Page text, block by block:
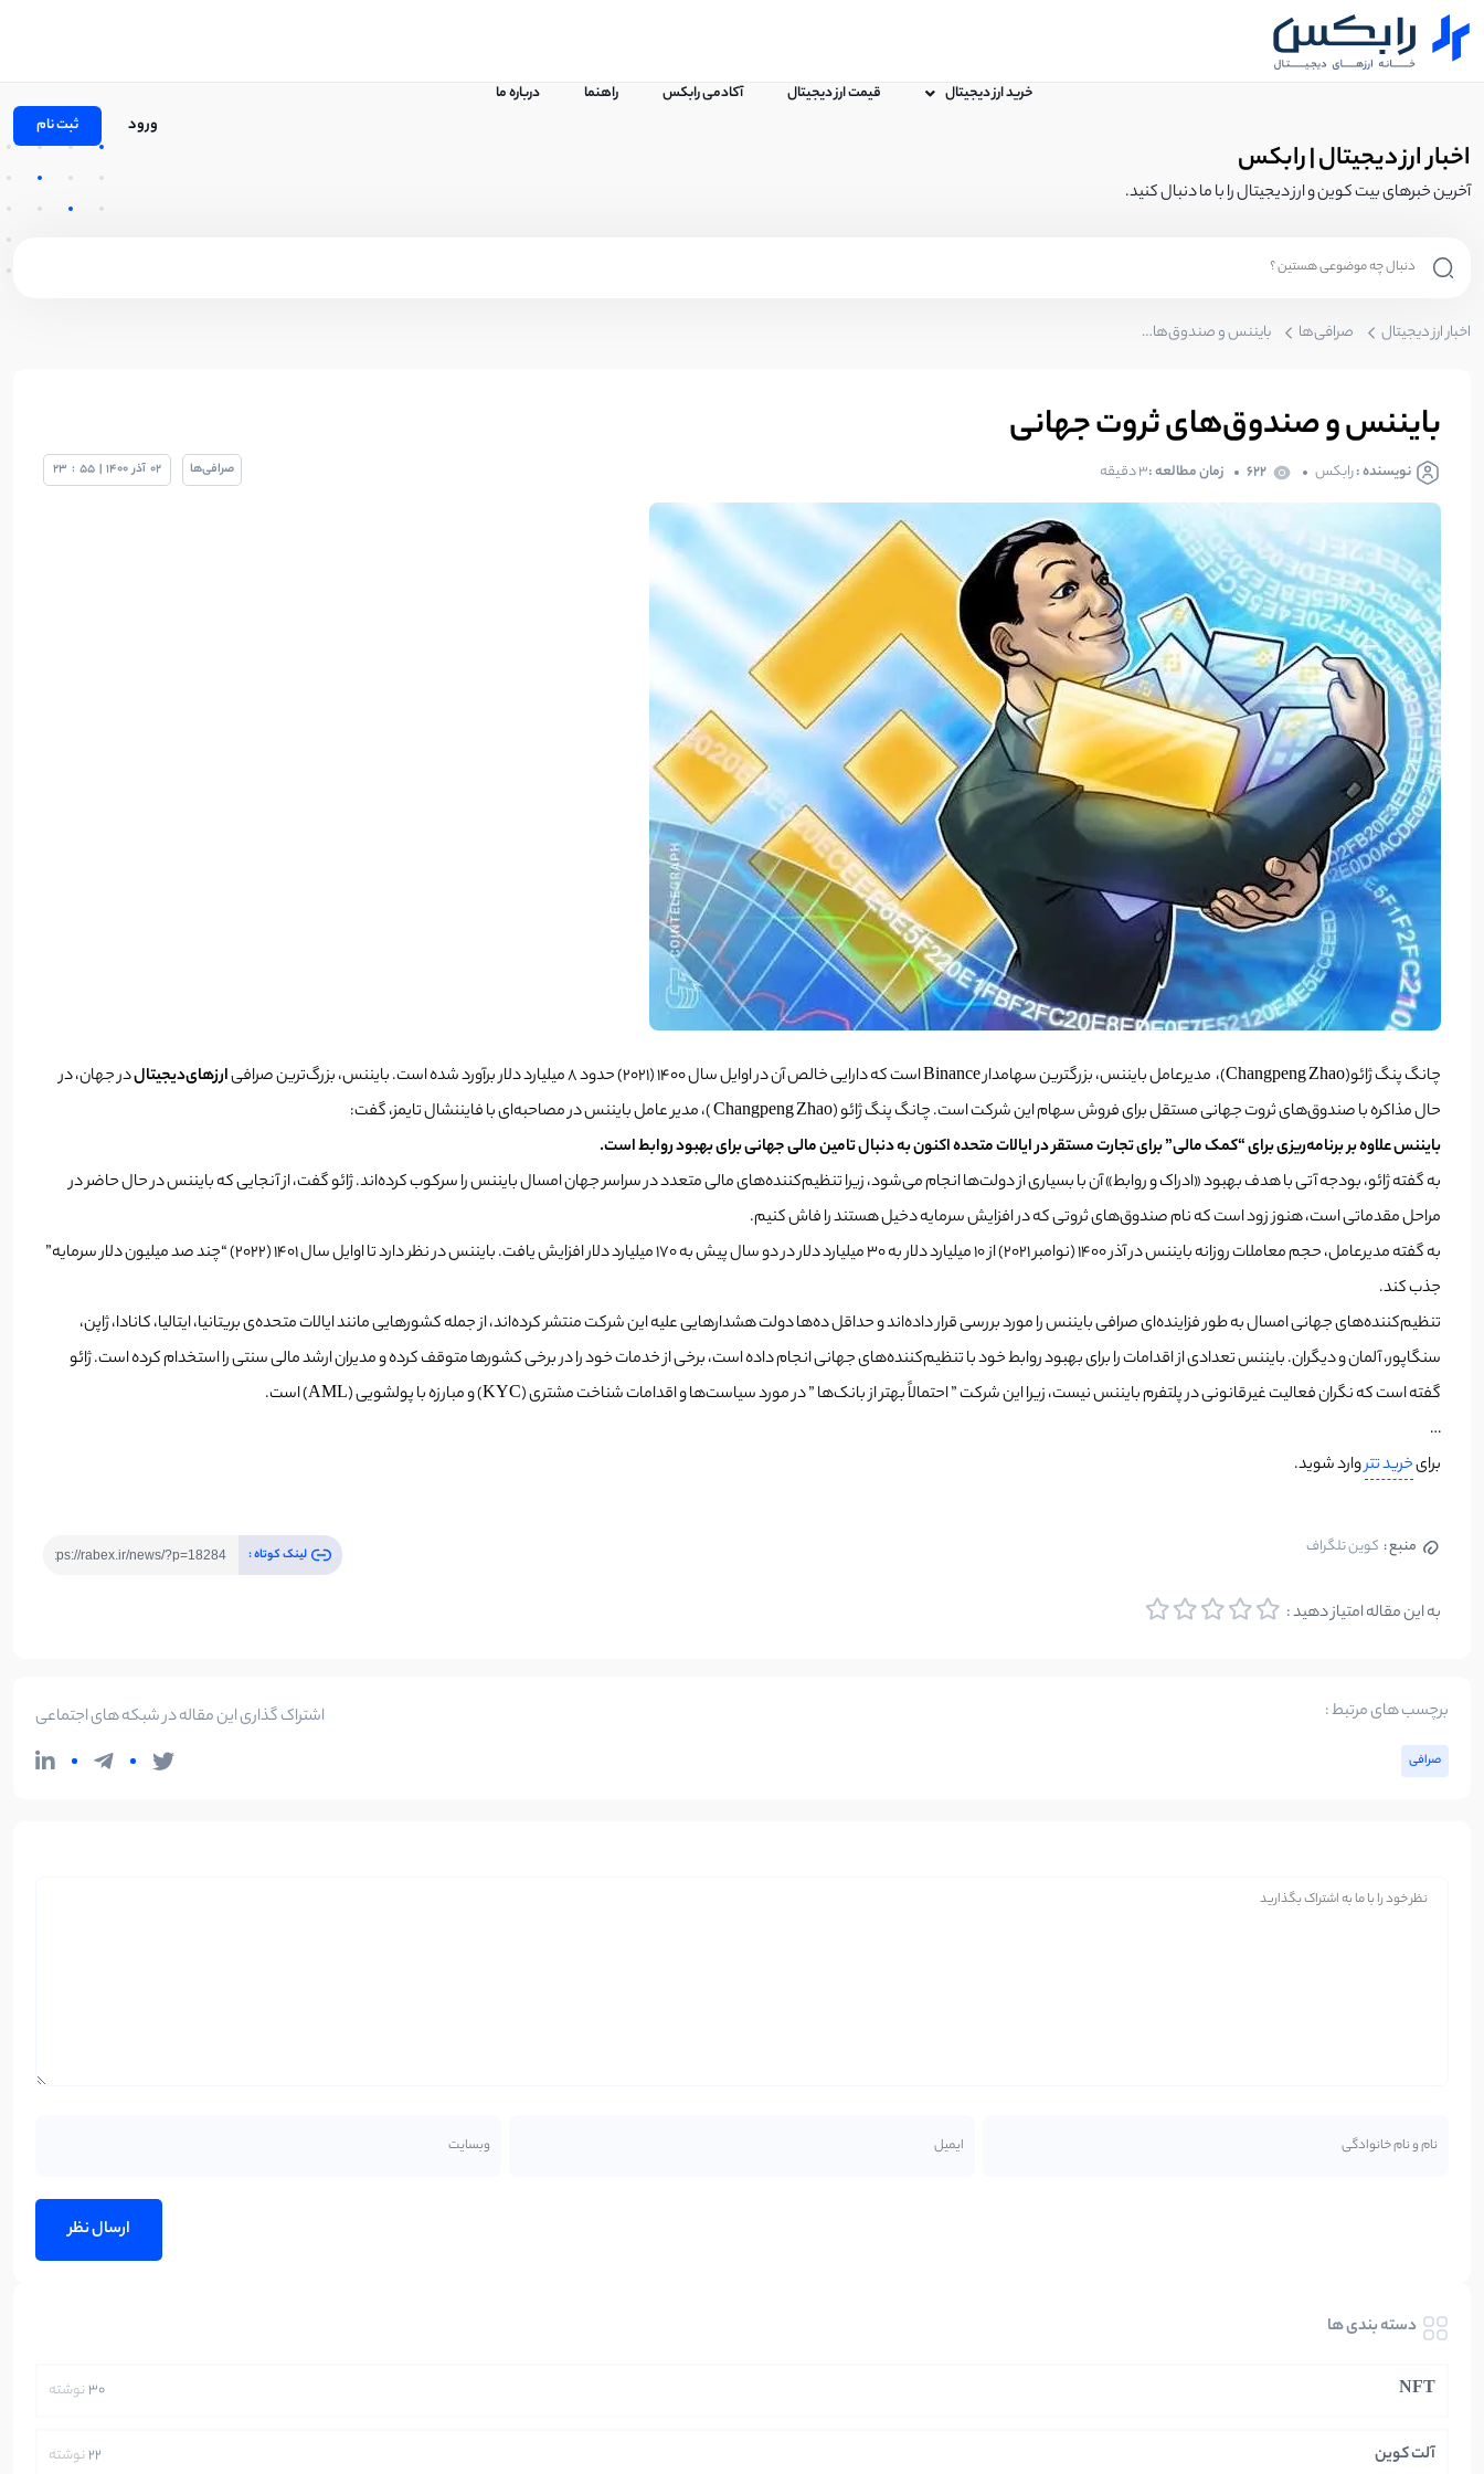
خرید ارز دیجیتال قیمت ارز دیجیتال آکادمی رابکس راهنما درباره ما
ورود ثبت نام
اخبار ارز دیجیتال | رابکس
آخرین خبرهای بیت کوین و ارز دیجیتال را با ما دنبال کنید.
اخبار ارز دیجیتال صرافی‌ها بایننس و صندوق‌های ثروت جهانی
بایننس و صندوق‌های ثروت جهانی
نویسنده :رابکس 622 زمان مطالعه :3 دقیقه صرافی‌ها 02 آذر 1400
|
55
:
23
چانگ پنگ ژائو(Changpeng Zhao)، مدیرعامل بایننس، بزرگترین سهامدار Binance است که دارایی خالص آن در اوایل سال 1400 (2021) حدود 8 میلیارد دلار برآورد شده است. بایننس، بزرگ‌ترین صرافی ارزهای‌دیجیتالدر جهان، در
حال مذاکره با صندوق‌های ثروت جهانی مستقل برای فروش سهام این شرکت است.چانگ پنگ ژائو (Changpeng Zhao )، مدیر عامل بایننس در مصاحبه‌ای با فایننشال تایمز، گفت:
بایننسعلاوه بر برنامه‌ریزی برای “کمک مالی” برای تجارت مستقر در ایالات متحده اکنون به دنبال تامین مالی جهانی برای بهبود روابطاست.
به گفته ژائو، بودجه آتی با هدف بهبود «ادراک و روابط» آن با بسیاری از دولت‌ها انجام می‌شود، زیرا تنظیم‌کننده‌های مالی متعدد در سراسر جهان امسال بایننس را سرکوب کرده‌اند.ژائو گفت، از آنجایی که بایننس در حال حاضر در
مراحل مقدماتی است، هنوز زود است که نام صندوق‌های ثروتی که در افزایش سرمایه دخیل هستند را فاش کنیم.
به گفته مدیرعامل، حجم معاملات روزانه بایننس در آذر 1400 (نوامبر 2021) از 10 میلیارد دلار به 30 میلیارد دلار در دو سال پیش به 170 میلیارد دلار افزایش یافت. بایننس در نظر دارد تا اوایل سال 1401 (2022) “چند صد میلیون دلار سرمایه”
جذب کند.
تنظیم‌کننده‌های جهانی امسال به طور فزاینده‌ای صرافی بایننس را مورد بررسی قرار داده‌اند و حداقل ده‌ها دولت هشدارهایی علیه این شرکت منتشر کرده‌اند، از جمله کشورهایی مانند ایالات متحده‌ی بریتانیا، ایتالیا، کانادا، ژاپن،
سنگاپور، آلمان و دیگران. بایننس تعدادی از اقدامات را برای بهبود روابط خود با تنظیم‌کننده‌های جهانی انجام داده است، برخی از خدمات خود را در برخی کشورها متوقف کرده و مدیران ارشد مالی سنتی را استخدام کرده است. ژائو
گفته است که نگران فعالیت غیرقانونی در پلتفرم بایننس نیست، زیرا این شرکت ” احتمالاً بهتر از بانک‌ها ” در مورد سیاست‌ها و اقدامات شناخت مشتری (KYC) و مبارزه با پولشویی (AML) است.
…
برایخرید تتروارد شوید.
منبع : کوین تلگراف
به این مقاله امتیاز دهید :
لینک کوتاه :
برچسب های مرتبط :
صرافی
اشتراک گذاری این مقاله در شبکه های اجتماعی
دسته بندی ها
NFT
30نوشته
آلت کوین 22نوشته